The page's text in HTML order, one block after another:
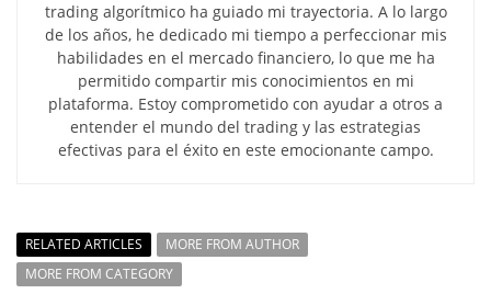
trading algorítmico ha guiado mi trayectoria. A lo largo
de los años, he dedicado mi tiempo a perfeccionar mis
habilidades en el mercado financiero, lo que me ha
permitido compartir mis conocimientos en mi
plataforma. Estoy comprometido con ayudar a otros a
entender el mundo del trading y las estrategias
efectivas para el éxito en este emocionante campo.
RELATED ARTICLES
MORE FROM AUTHOR
MORE FROM CATEGORY